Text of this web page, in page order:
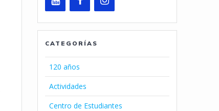
CATEGORÍAS
120 años
Actividades
Centro de Estudiantes